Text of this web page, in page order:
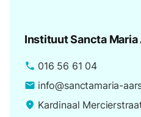
Instituut Sancta
phone 016 56 61 04
email info@sanctamaria-
place Kardinaal